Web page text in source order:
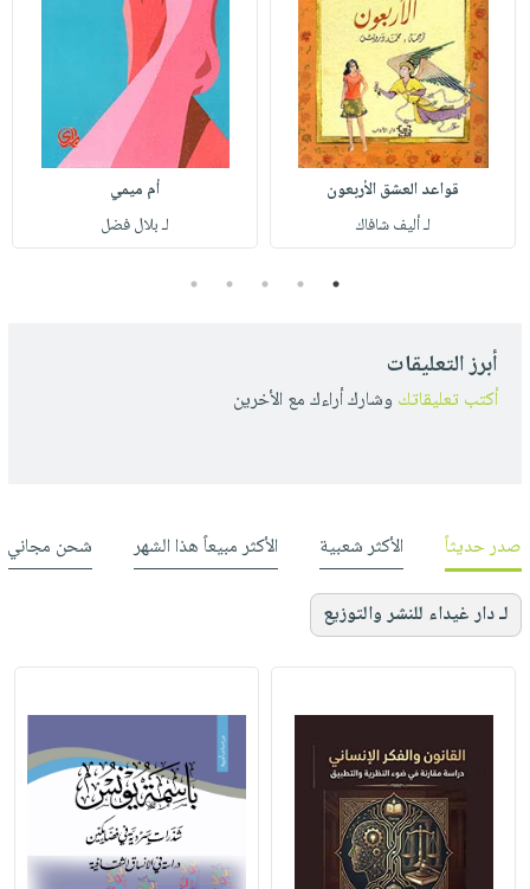
قواعد العشق الأربعون
لـ أليف شافاك
أم ميمي
لـ بلال فضل
1
2
3
4
5
أبرز التعليقات
أكتب تعليقاتك وشارك أراءك مع الأخرين
صدر حديثاً الأكثر شعبية الأكثر مبيعاً هذا الشهر شحن مجاني
لـ دار غيداء للنشر والتوزيع